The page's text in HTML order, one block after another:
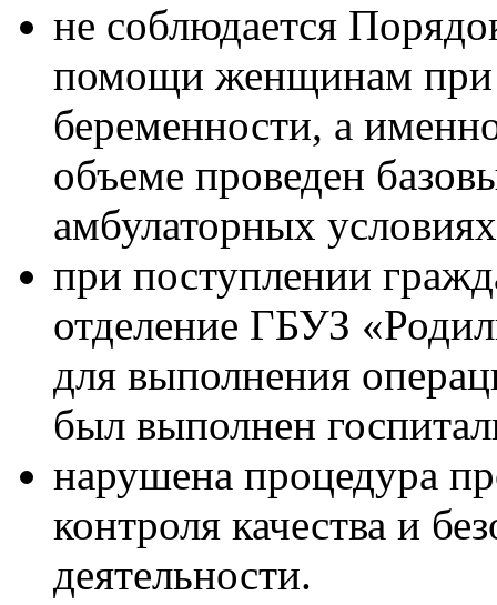
не соблюдается
помощи женщинам при
беременности, а
объеме проведен
амбулаторных
при поступлении
отделение ГБУЗ
для выполнения
был выполнен
нарушена процедура
контроля качества и
деятельности.